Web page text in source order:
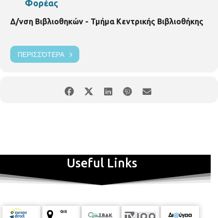
Φορέας
Δ/νση Βιβλιοθηκών - Τμήμα Κεντρικής Βιβλιοθήκης
ΠΕΡΙΣΣΌΤΕΡΑ
Useful Links